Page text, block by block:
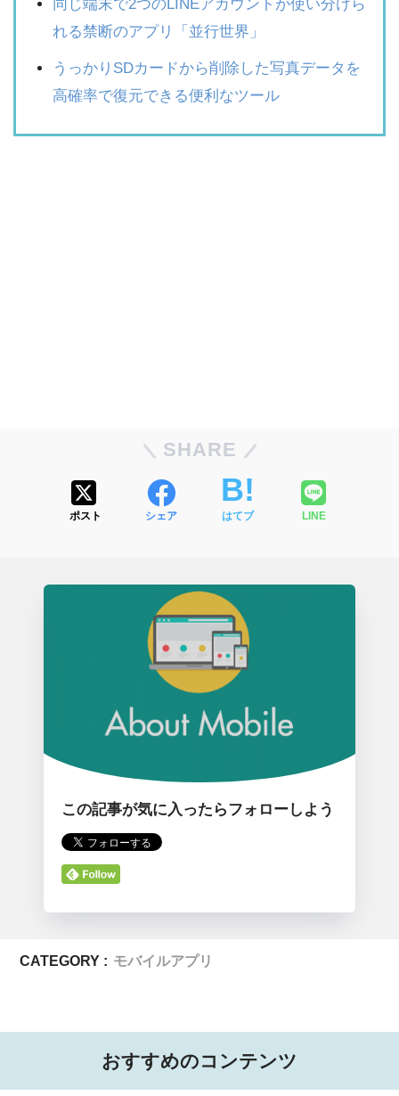
同じ端末で2つのLINEアカウントが使い分けら
れる禁断のアプリ「並行世界」
うっかりSDカードから削除した写真データを
高確率で復元できる便利なツール
SHARE
ポスト シェア はてブ LINE
この記事が気に入ったらフォローしよう
CATEGORY : モバイルアプリ
おすすめのコンテンツ